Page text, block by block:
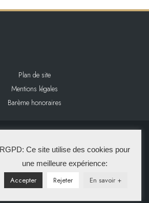
Plan de site
Mentions légales
Barème honoraires
La Solution Immo
RGPD: Ce site utilise des cookies pour
une meilleure expérience:
Accepter Rejeter En savoir +